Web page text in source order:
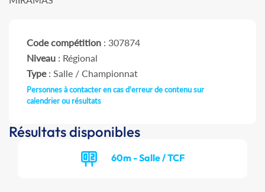
Code compétition : 307874
Niveau : Régional
Type: Salle / Championnat
Personnes à contacter en cas d'erreur de contenu sur
calendrier ou résultats
Résultats disponibles
60m - Salle / TCF